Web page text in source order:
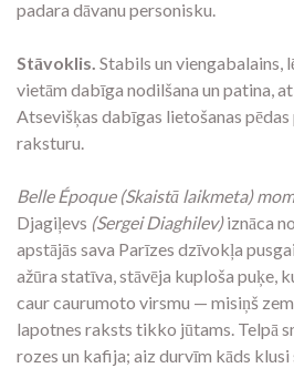
padara dāvanu personisku.
Stāvoklis. Stabils un viengabalains,
vietām dabīga nodilšana un patina,
Atsevišķas dabīgas lietošanas
raksturu.
Belle Époque (Skaistā laikmeta)
Djagiļevs (Sergei Diaghilev)iznāca
apstājās sava Parīzes dzīvokļa
ažūra statīva, stāvēja kuploša puķe,
caur caurumoto virsmu — misiņš
lapotnes raksts tikko jūtams. Telpā
rozes un kafija; aiz durvīm kāds klusi